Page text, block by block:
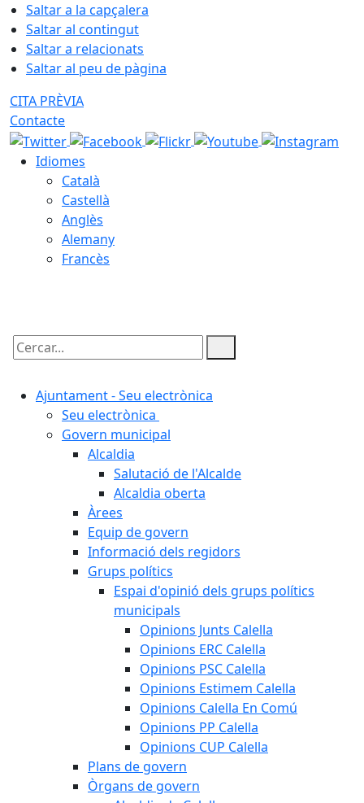
Saltar a la capçalera
Saltar al contingut
Saltar a relacionats
Saltar al peu de pàgina
CITA PRÈVIA
Contacte
Idiomes
Català
Castellà
Anglès
Alemany
Francès
Cercar:
Ajuntament - Seu electrònica
Seu electrònica
Govern municipal
Alcaldia
Salutació de l'Alcalde
Alcaldia oberta
Àrees
Equip de govern
Informació dels regidors
Grups polítics
Espai d'opinió dels grups polítics
municipals
Opinions Junts Calella
Opinions ERC Calella
Opinions PSC Calella
Opinions Estimem Calella
Opinions Calella En Comú
Opinions PP Calella
Opinions CUP Calella
Plans de govern
Òrgans de govern